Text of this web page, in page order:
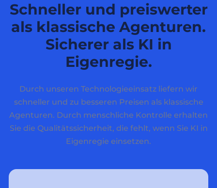
Schneller und preiswerter
als klassische Agenturen.
Sicherer als KI in
Eigenregie.
Durch unseren Technologieeinsatz liefern wir
schneller und zu besseren Preisen als klassische
Agenturen. Durch menschliche Kontrolle erhalten
Sie die Qualitätssicherheit, die fehlt, wenn Sie KI in
Eigenregie einsetzen.